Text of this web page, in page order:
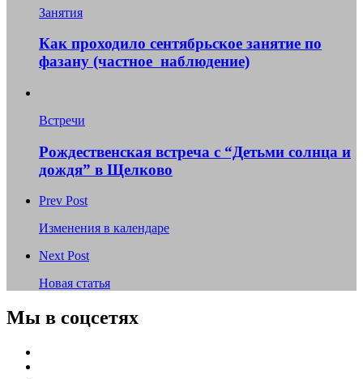
Занятия
Как проходило сентябрьское занятие по
фазану (частное наблюдение)
Встречи
Рождественская встреча с “Детьми солнца и
дождя” в Щелково
Prev Post
Изменения в календаре
Next Post
Новая статья
Мы в соцсетях